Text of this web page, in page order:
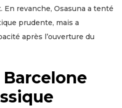
En revanche, Osasuna a tenté
prudente, mais a
après l’ouverture du